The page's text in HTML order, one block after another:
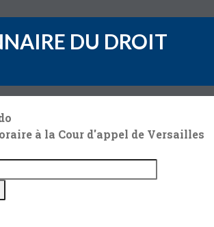
DU DROIT
à la Cour d'appel de Versailles